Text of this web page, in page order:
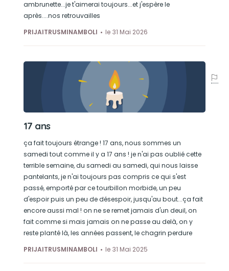
ambrunette...je t'aimerai toujours...et j'espère le
après....nos retrouvailles
PRIJAITRUSMINAMBOLI
le 31 Mai 2026
17 ans
ça fait toujours étrange ! 17 ans, nous sommes un
samedi tout comme il y a 17 ans ! je n'ai pas oublié cette
terrible semaine, du samedi au samedi, qui nous laisse
pantelants, je n'ai toujours pas compris ce qui s'est
passé, emporté par ce tourbillon morbide, un peu
d'espoir puis un peu de désespoir, jusqu'au bout...ça fait
encore aussi mal ! on ne se remet jamais d'un deuil, on
fait comme si mais jamais on ne passe au delà, on y
reste planté là, les années passent, le chagrin perdure
PRIJAITRUSMINAMBOLI
le 31 Mai 2025